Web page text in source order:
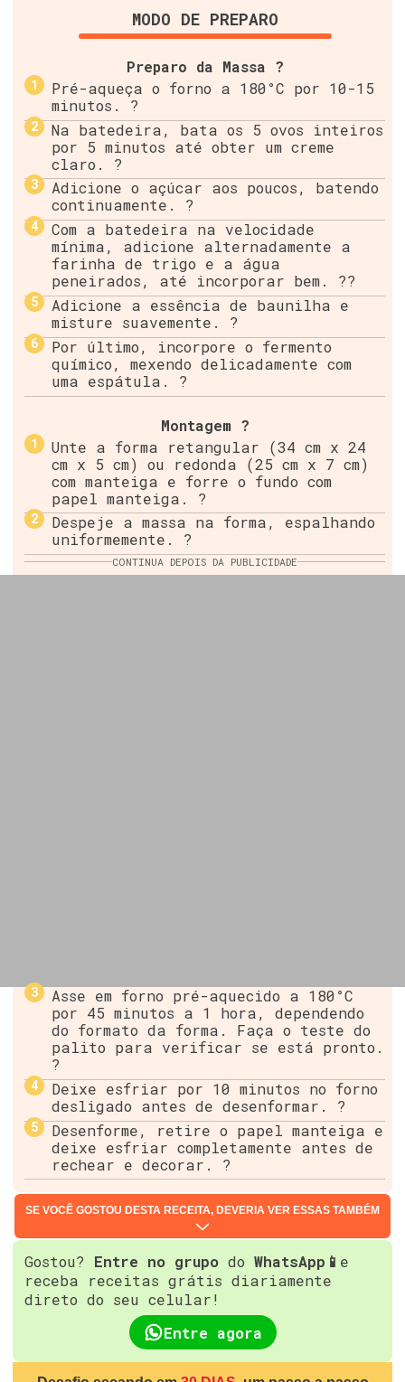
MODO DE PREPARO
Preparo da Massa ?
Pré-aqueça o forno a 180°C por 10-15
minutos. ?
Na batedeira, bata os 5 ovos inteiros
por 5 minutos até obter um creme
claro. ?
Adicione o açúcar aos poucos, batendo
continuamente. ?
Com a batedeira na velocidade
mínima, adicione alternadamente a
farinha de trigo e a água
peneirados, até incorporar bem. ??
Adicione a essência de baunilha e
misture suavemente. ?
Por último, incorpore o fermento
químico, mexendo delicadamente com
uma espátula. ?
Montagem ?
Unte a forma retangular (34 cm x 24
cm x 5 cm) ou redonda (25 cm x 7 cm)
com manteiga e forre o fundo com
papel manteiga. ?
Despeje a massa na forma, espalhando
uniformemente. ?
CONTINUA DEPOIS DA PUBLICIDADE
Asse em forno pré-aquecido a 180°C
por 45 minutos a 1 hora, dependendo
do formato da forma. Faça o teste do
palito para verificar se está pronto.
?
Deixe esfriar por 10 minutos no forno
desligado antes de desenformar. ?
Desenforme, retire o papel manteiga e
deixe esfriar completamente antes de
rechear e decorar. ?
SE VOCÊ GOSTOU DESTA RECEITA, DEVERIA VER ESSAS TAMBÉM
Gostou? Entre no grupo do WhatsApp📱 e
receba receitas grátis diariamente
direto do seu celular!
Entre agora